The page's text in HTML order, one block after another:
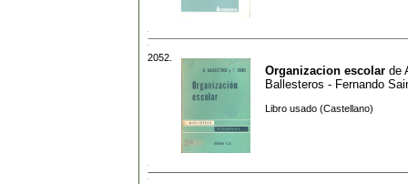
2052.
Organizacion escolar de
Ballesteros - Fernando
Libro usado (Castellano)